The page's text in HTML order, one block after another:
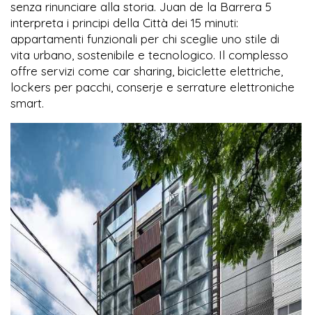
senza rinunciare alla storia. Juan de la Barrera 5
interpreta i principi della Città dei 15 minuti:
appartamenti funzionali per chi sceglie uno stile di
vita urbano, sostenibile e tecnologico. Il complesso
offre servizi come car sharing, biciclette elettriche,
lockers per pacchi, conserje e serrature elettroniche
smart.